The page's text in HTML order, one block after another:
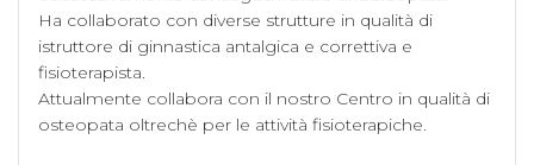
Ha collaborato con diverse strutture in qualità di
istruttore di ginnastica antalgica e correttiva e
fisioterapista.
Attualmente collabora con il nostro Centro in qualità di
osteopata oltrechè per le attività fisioterapiche.